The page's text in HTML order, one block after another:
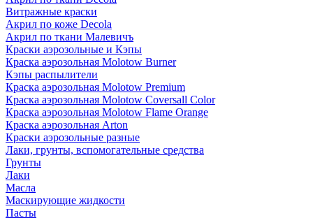
Витражные краски
Акрил по коже Decola
Акрил по ткани Малевичъ
Краски аэрозольные и Кэпы
Краска аэрозольная Molotow Burner
Кэпы распылители
Краска аэрозольная Molotow Premium
Краска аэрозольная Molotow Coversall Color
Краска аэрозольная Molotow Flame Orange
Краска аэрозольная Arton
Краски аэрозольные разные
Лаки, грунты, вспомогательные средства
Грунты
Лаки
Масла
Маскирующие жидкости
Пасты